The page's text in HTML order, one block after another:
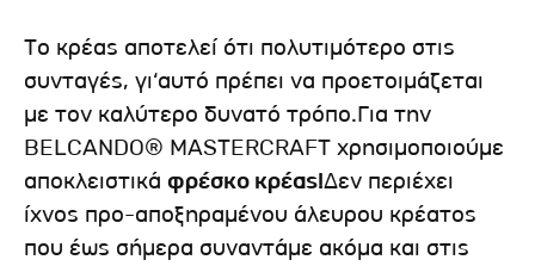
Το κρέας αποτελεί ότι πολυτιμότερο στις
συνταγές, γι‘αυτό πρέπει να προετοιμάζεται
με τον καλύτερο δυνατό τρόπο.Για την
BELCANDO® MASTERCRAFT χρησιμοποιούμε
αποκλειστικά φρέσκο κρέας!Δεν περιέχει
ίχνος προ-αποξηραμένου άλευρου κρέατος
που έως σήμερα συναντάμε ακόμα και στις